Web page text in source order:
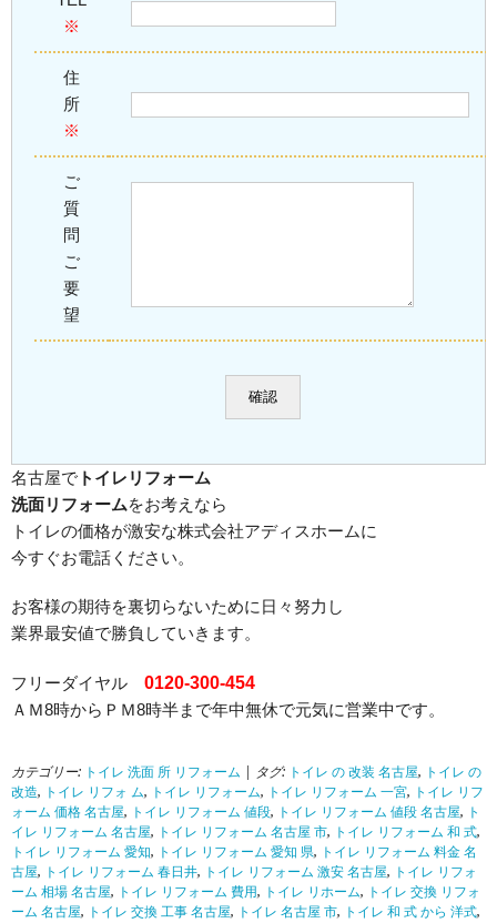
※
住
所
※
ご
質
問
ご
要
望
名古屋で トイレリフォーム
洗面リフォームをお考えなら
トイレの価格が激安な株式会社アディスホームに
今すぐお電話ください。
お客様の期待を裏切らないために日々努力し
業界最安値で勝負していきます。
フリーダイヤル 0120-300-454
ＡＭ8時からＰＭ8時半まで年中無休で元気に営業中です。
カテゴリー: トイレ 洗面 所 リフォーム | タグ: トイレ の 改装 名古屋, トイレ の
改造, トイレ リフォ ム, トイレ リフォーム, トイレ リフォーム 一宮, トイレ リフ
ォーム 価格 名古屋, トイレ リフォーム 値段, トイレ リフォーム 値段 名古屋, ト
イレ リフォーム 名古屋, トイレ リフォーム 名古屋 市, トイレ リフォーム 和 式,
トイレ リフォーム 愛知, トイレ リフォーム 愛知 県, トイレ リフォーム 料金 名
古屋, トイレ リフォーム 春日井, トイレ リフォーム 激安 名古屋, トイレ リフォ
ーム 相場 名古屋, トイレ リフォーム 費用, トイレ リホーム, トイレ 交換 リフォ
ーム 名古屋, トイレ 交換 工事 名古屋, トイレ 名古屋 市, トイレ 和 式 から 洋式,